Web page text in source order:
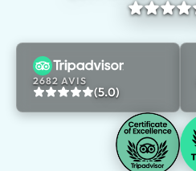
2682 AVIS
(5.0)